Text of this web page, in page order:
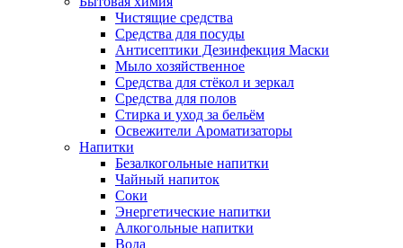
Чистящие средства
Средства для посуды
Антисептики Дезинфекция Маски
Мыло хозяйственное
Средства для стёкол и зеркал
Средства для полов
Стирка и уход за бельём
Освежители Ароматизаторы
Напитки
Безалкогольные напитки
Чайный напиток
Соки
Энергетические напитки
Алкогольные напитки
Вода